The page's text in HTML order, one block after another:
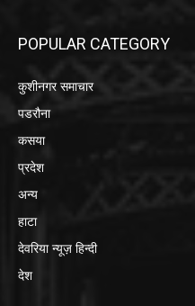
POPULAR CATEGORY
कुशीनगर समाचार
पडरौना
कसया
प्रदेश
अन्य
हाटा
देवरिया न्यूज़ हिन्दी
देश